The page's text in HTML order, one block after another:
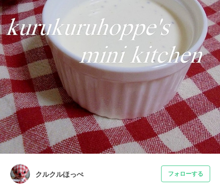
クルクルほっぺ フォローする